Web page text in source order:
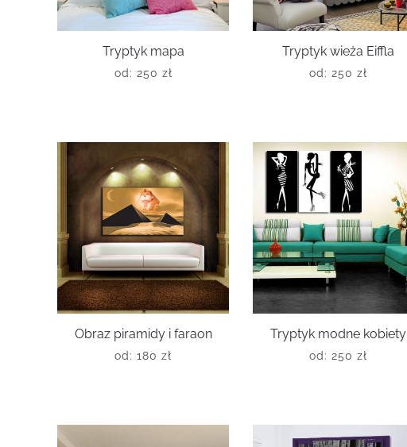
Tryptyk mapa
od: 250 zł
Tryptyk wieża Eiffla
od: 250zł
Obraz piramidy i faraon
od: 180 zł
Tryptyk modne kobiety
od: 250zł